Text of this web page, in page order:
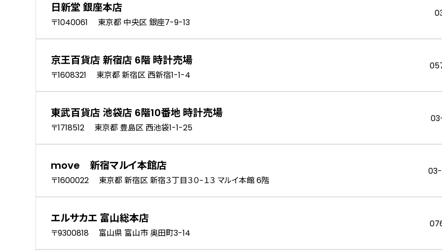
日新堂 銀座本店
〒1040061 東京都 中央区 銀座7-9-13
京王百貨店 新宿店 6階 時計売場
〒1608321 東京都 新宿区 西新宿1-1-4
東武百貨店 池袋店 6階10番地 時計売場
〒1718512 東京都 豊島区 西池袋1-1-25
move 新宿マルイ本館店
〒1600022 東京都 新宿区 新宿３丁目３０−１３ マルイ本館 6階
エルサカエ 富山総本店
〒9300818 富山県 富山市 奥田町3-14